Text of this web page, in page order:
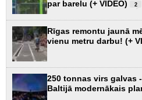
par barelu (+ VIDEO)
2
Rīgas remontu jaunā
vienu metru darbu! (+
250 tonnas virs galvas
Baltijā modernākais